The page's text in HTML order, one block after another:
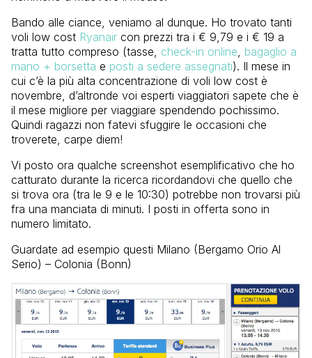
Bando alle ciance, veniamo al dunque. Ho trovato tanti
voli low cost Ryanair con prezzi tra i € 9,79 e i € 19 a
tratta tutto compreso (tasse, check-in online bagaglio a
mano + borsetta e posti a sedere assegnati). Il mese in
cui c’è la più alta concentrazione di voli low cost è
novembre, d’altronde voi esperti viaggiatori sapete che è
il mese migliore per viaggiare spendendo pochissimo.
Quindi ragazzi non fatevi sfuggire le occasioni che
troverete, carpe diem!
Vi posto ora qualche screenshot esemplificativo che ho
catturato durante la ricerca ricordandovi che quello che
si trova ora (tra le 9 e le 10:30) potrebbe non trovarsi più
fra una manciata di minuti. I posti in offerta sono in
numero limitato.
Guardate ad esempio questi Milano (Bergamo Orio Al
Serio) – Colonia (Bonn)